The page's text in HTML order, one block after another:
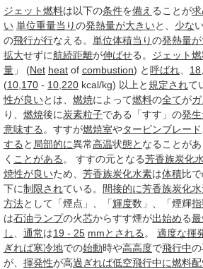
ジェット燃料は以下の条件を備え ることが
い 単位重量当りの発熱量が大きいと、 少な
の飛行が行なえる。 単位体積当りの発熱量
拡大せずに航続距離が伸ばせる。 ジェット
量 」 (Net heat of combustion) と呼ばれ 18
(10 170 - 10 220 kcal/kg) 以上と 規定されて
性が良いとは、 燃焼によって燃料の全てが
り、 燃焼後に炭素粒子である「すす」の発
意味する 。すすが燃焼室やタービンブレード
する と 局部的に異常高温状態と なることがあ
く ことがある 。 すすの元となる芳香族炭化
焼性が良いため、 芳香族炭化水素は体積比
下に制限されている。 間接的に芳香族炭化
方法として「煙点」、「輝度数」、「煙輝
は石油ランプの火芯からすす煙が出始める
し
通常は19 - 25 mmとされる 。 適度な揮
ぎれば寒冷地での始動時や高高度で飛行中
が、 揮発性が高過ぎれば低空飛行中に燃料